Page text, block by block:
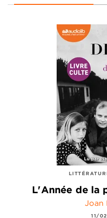
L'Année de la
Joan
11/